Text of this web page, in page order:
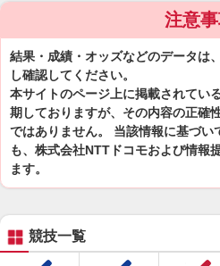
注意
結果・成績・オッズなどのデータは
し確認してください。
本サイトのページ上に掲載されてい
期しておりますが、その内容の正確
ではありません。 当該情報に基づい
も、株式会社NTTドコモおよび情報
ます。
競技一覧